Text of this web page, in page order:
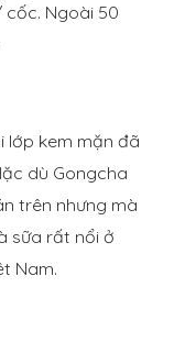
cốc. Ngoài 50
lớp kem mặn đã
dù Gongcha
trên nhưng mà
sữa rất nổi ở
Nam.